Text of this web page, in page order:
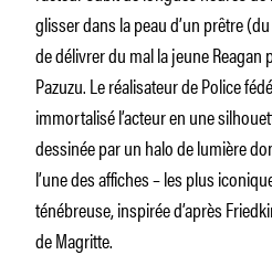
glisser dans la peau d’un prêtre
de délivrer du mal la jeune Reagan
Pazuzu. Le réalisateur dePolice
immortalisé l’acteur en une
dessinée par un halo de lumière
l’une des affiches – les plus
ténébreuse, inspirée d’après
de Magritte.